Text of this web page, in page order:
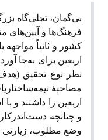
بی‌گمان، تجلی‌گاه
فرهنگ‌ها و آیین‌های
کشور و ثانیاً
اربعین برای به‌جا
نظر نوع تحقیق
اربعین را داشتند و
و چنانچه
وضع مطلوب، زیارتی